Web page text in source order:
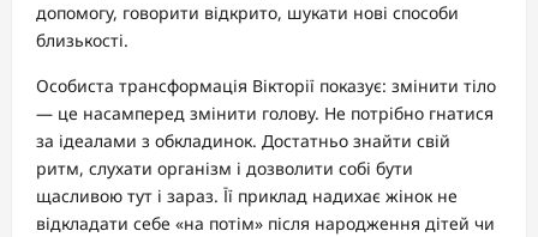
допомогу, говорити відкрито, шукати нові способи
близькості.
Особиста трансформація Вікторії показує: змінити тіло
— це насамперед змінити голову. Не потрібно гнатися
за ідеалами з обкладинок. Достатньо знайти свій
ритм, слухати організм і дозволити собі бути
щасливою тут і зараз. Її приклад надихає жінок не
відкладати себе «на потім» після народження дітей чи